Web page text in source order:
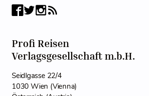
Profi Reisen
Verlagsgesellschaft m.b.H.
Seidlgasse 22/4
1030 Wien (Vienna)